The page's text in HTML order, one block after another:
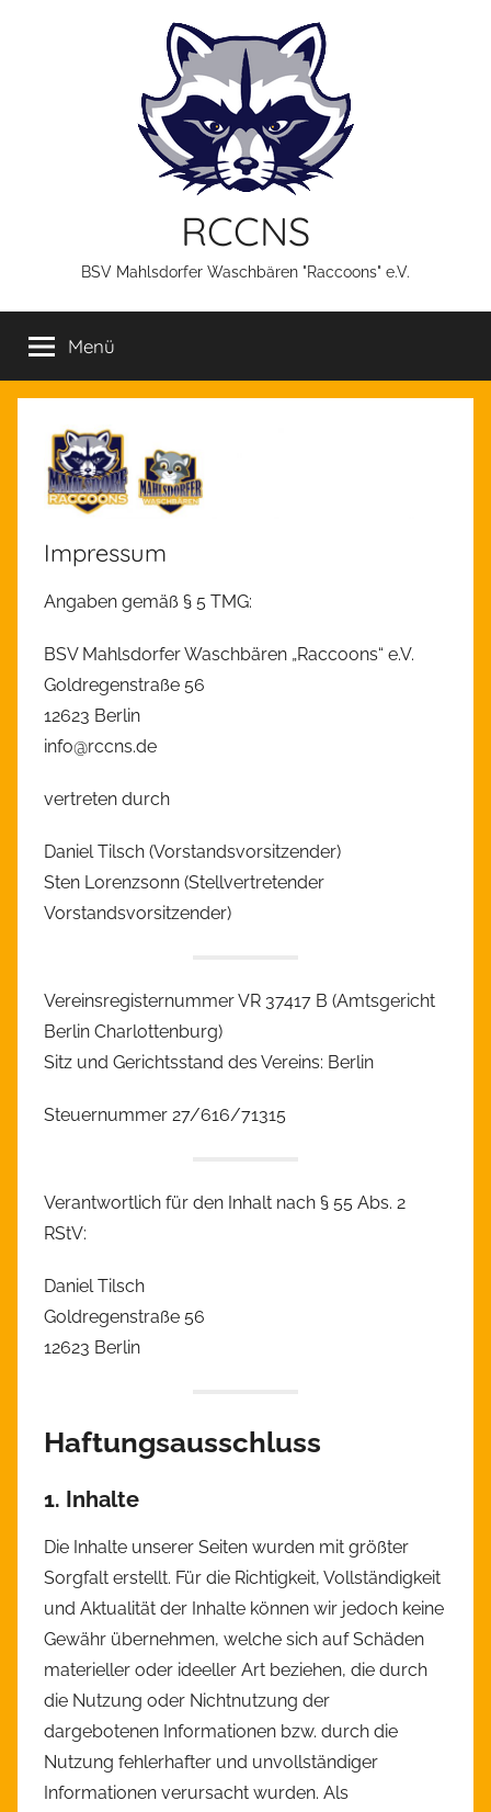
RCCNS
BSV Mahlsdorfer Waschbären "Raccoons" e.V.
Menü
Impressum
Angaben gemäß § 5 TMG:
BSV Mahlsdorfer Waschbären „Raccoons“ e.V.
Goldregenstraße 56
12623 Berlin
info@rccns.de
vertreten durch
Daniel Tilsch (Vorstandsvorsitzender)
Sten Lorenzsonn (Stellvertretender
Vorstandsvorsitzender)
Vereinsregisternummer VR 37417 B (Amtsgericht
Berlin Charlottenburg)
Sitz und Gerichtsstand des Vereins: Berlin
Steuernummer 27/616/71315
Verantwortlich für den Inhalt nach § 55 Abs. 2
RStV:
Daniel Tilsch
Goldregenstraße 56
12623 Berlin
Haftungsausschluss
1. Inhalte
Die Inhalte unserer Seiten wurden mit größter
Sorgfalt erstellt. Für die Richtigkeit, Vollständigkeit
und Aktualität der Inhalte können wir jedoch keine
Gewähr übernehmen, welche sich auf Schäden
materieller oder ideeller Art beziehen, die durch
die Nutzung oder Nichtnutzung der
dargebotenen Informationen bzw. durch die
Nutzung fehlerhafter und unvollständiger
Informationen verursacht wurden. Als